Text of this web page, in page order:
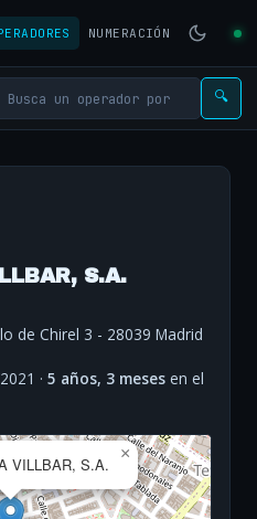
NUMERACIÓN
🔍
S.A.
de Chirel 3 - 28039 Madrid
·5 años, 3 meses en el
VILLBAR, S.A.
×